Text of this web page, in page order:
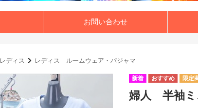
お問い合わせ
レディス レディス ルームウェア・パジャマ
婦人 半袖ミ